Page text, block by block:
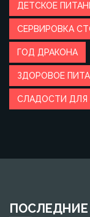
ДЕТСКОЕ
СЕРВИРОВКА
ГОД ДРАКОНА
ЗДОРОВОЕ
СЛАДОСТИ ДЛЯ